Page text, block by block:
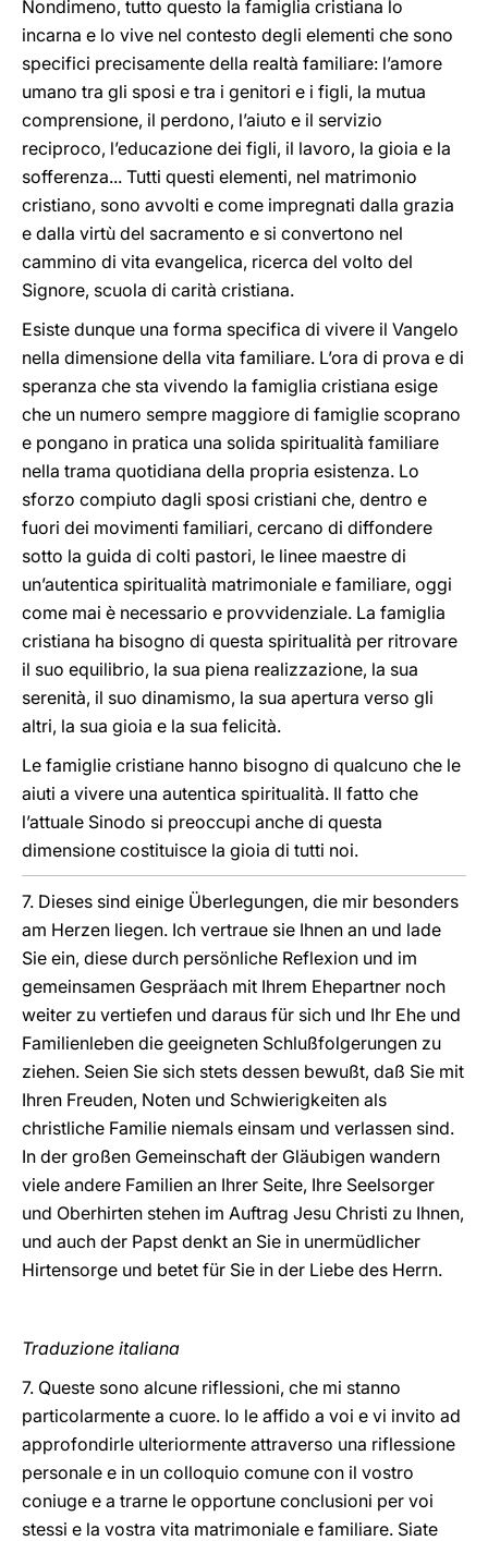
Nondimeno, tutto questo la famiglia cristiana lo
incarna e lo vive nel contesto degli elementi che sono
specifici precisamente della realtà familiare: l’amore
umano tra gli sposi e tra i genitori e i figli, la mutua
comprensione, il perdono, l’aiuto e il servizio
reciproco, l’educazione dei figli, il lavoro, la gioia e la
sofferenza... Tutti questi elementi, nel matrimonio
cristiano, sono avvolti e come impregnati dalla grazia
e dalla virtù del sacramento e si convertono nel
cammino di vita evangelica, ricerca del volto del
Signore, scuola di carità cristiana.
Esiste dunque una forma specifica di vivere il Vangelo
nella dimensione della vita familiare. L’ora di prova e di
speranza che sta vivendo la famiglia cristiana esige
che un numero sempre maggiore di famiglie scoprano
e pongano in pratica una solida spiritualità familiare
nella trama quotidiana della propria esistenza. Lo
sforzo compiuto dagli sposi cristiani che, dentro e
fuori dei movimenti familiari, cercano di diffondere
sotto la guida di colti pastori, le linee maestre di
un’autentica spiritualità matrimoniale e familiare, oggi
come mai è necessario e provvidenziale. La famiglia
cristiana ha bisogno di questa spiritualità per ritrovare
il suo equilibrio, la sua piena realizzazione, la sua
serenità, il suo dinamismo, la sua apertura verso gli
altri, la sua gioia e la sua felicità.
Le famiglie cristiane hanno bisogno di qualcuno che le
aiuti a vivere una autentica spiritualità. Il fatto che
l’attuale Sinodo si preoccupi anche di questa
dimensione costituisce la gioia di tutti noi.
7. Dieses sind einige Überlegungen, die mir besonders
am Herzen liegen. Ich vertraue sie Ihnen an und lade
Sie ein, diese durch persönliche Reflexion und im
gemeinsamen Gespräach mit Ihrem Ehepartner noch
weiter zu vertiefen und daraus für sich und Ihr Ehe und
Familienleben die geeigneten Schlußfolgerungen zu
ziehen. Seien Sie sich stets dessen bewußt, daß Sie mit
Ihren Freuden, Noten und Schwierigkeiten als
christliche Familie niemals einsam und verlassen sind.
In der großen Gemeinschaft der Gläubigen wandern
viele andere Familien an Ihrer Seite, Ihre Seelsorger
und Oberhirten stehen im Auftrag Jesu Christi zu Ihnen,
und auch der Papst denkt an Sie in unermüdlicher
Hirtensorge und betet für Sie in der Liebe des Herrn.
Traduzione italiana
7. Queste sono alcune riflessioni, che mi stanno
particolarmente a cuore. Io le affido a voi e vi invito ad
approfondirle ulteriormente attraverso una riflessione
personale e in un colloquio comune con il vostro
coniuge e a trarne le opportune conclusioni per voi
stessi e la vostra vita matrimoniale e familiare. Siate